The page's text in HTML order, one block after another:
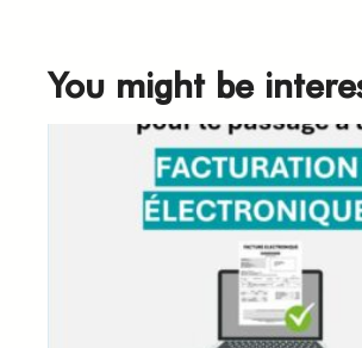
You might be